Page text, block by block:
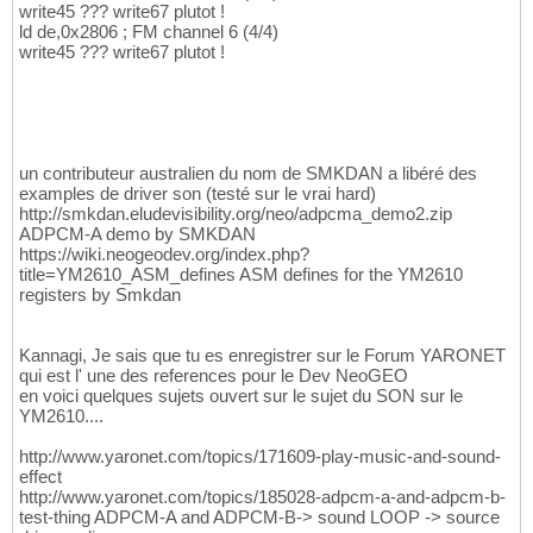
write45 ??? write67 plutot !
ld de,0x2806 ; FM channel 6 (4/4)
write45 ??? write67 plutot !
un contributeur australien du nom de SMKDAN a libéré des
examples de driver son (testé sur le vrai hard)
http://smkdan.eludevisibility.org/neo/adpcma_demo2.zip
ADPCM-A demo by SMKDAN
https://wiki.neogeodev.org/index.php?
title=YM2610_ASM_defines ASM defines for the YM2610
registers by Smkdan
Kannagi, Je sais que tu es enregistrer sur le Forum YARONET
qui est l' une des references pour le Dev NeoGEO
en voici quelques sujets ouvert sur le sujet du SON sur le
YM2610....
http://www.yaronet.com/topics/171609-play-music-and-sound-
effect
http://www.yaronet.com/topics/185028-adpcm-a-and-adpcm-b-
test-thing ADPCM-A and ADPCM-B-> sound LOOP -> source